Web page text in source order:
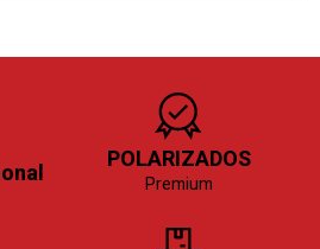
POLARIZADOS
Premium